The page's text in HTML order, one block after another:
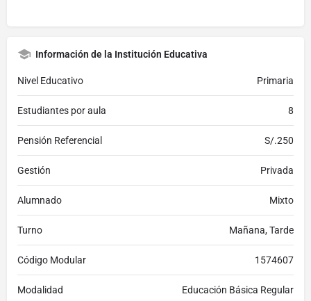
Información de la Institución Educativa
Nivel Educativo Primaria
Estudiantes por aula 8
Pensión Referencial S/.250
Gestión Privada
Alumnado Mixto
Turno Mañana, Tarde
Código Modular 1574607
Modalidad Educación Básica Regular